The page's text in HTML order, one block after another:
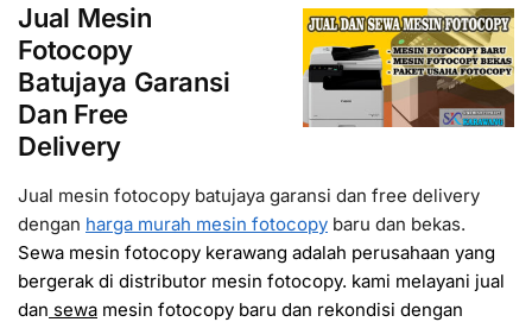
Jual Mesin
Fotocopy
Batujaya Garansi
Dan Free
Delivery
Jual mesin fotocopy batujaya garansi dan free delivery
dengan harga murah mesin fotocopy baru dan bekas.
Sewa mesin fotocopy kerawang adalah perusahaan yang
bergerak di distributor mesin fotocopy. kami melayani jual
dan sewa mesin fotocopy baru dan rekondisi dengan